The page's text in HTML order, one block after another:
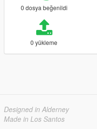
0 dosya beğenildi
0 yükleme
Designed in Alderney
Made in Los Santos